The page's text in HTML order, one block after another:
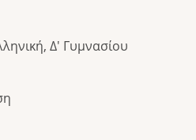
Δ' Γυμνασίου